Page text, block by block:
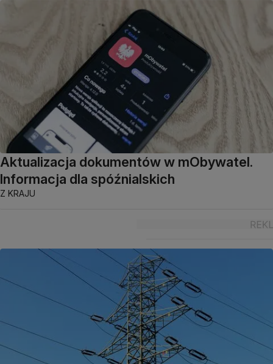
Aktualizacja dokumentów w mObywatel.
Informacja dla spóźnialskich
Z KRAJU